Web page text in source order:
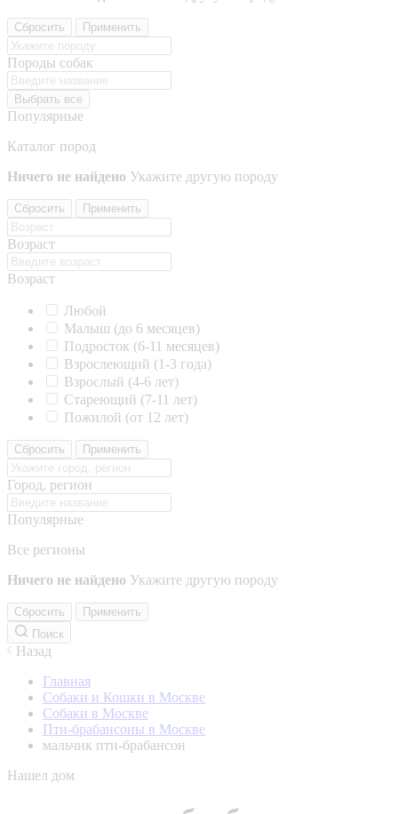
Сбросить Применить
Породы собак
Выбрать все
Популярные
Каталог пород
Ничего не найдено Укажите другую породу
Сбросить Применить
Возраст
Возраст
Любой
Малыш (до 6 месяцев)
Подросток (6-11 месяцев)
Взрослеющий (1-3 года)
Взрослый (4-6 лет)
Стареющий (7-11 лет)
Пожилой (от 12 лет)
Сбросить Применить
Город, регион
Популярные
Все регионы
Ничего не найдено Укажите другую породу
Сбросить
Применить
Поиск
Назад
Главная
Собаки и Кошки в Москве
Собаки в Москве
Пти-брабансоны в Москве
мальчик пти-брабансон
Нашел дом